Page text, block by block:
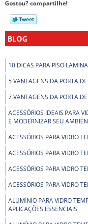
Gostou? compartilhe!
BLOG
10 DICAS PARA PISO
5 VANTAGENS DA PORTA
7 VANTAGENS DA PORTA
ACESSÓRIOS IDEAIS PARA
E MODERNIZAR SEU
ACESSÓRIOS PARA VIDRO
ACESSÓRIOS PARA VIDRO
ACESSÓRIOS PARA VIDRO
ACESSÓRIOS PARA VIDRO
ALUMÍNIO PARA VIDRO
APLICAÇÕES ESSENCIAIS